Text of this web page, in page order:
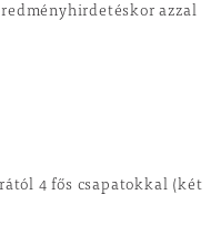
azzal
4 fős csapatokkal (két